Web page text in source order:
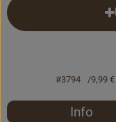
Service
#3794 9,99 €
Info